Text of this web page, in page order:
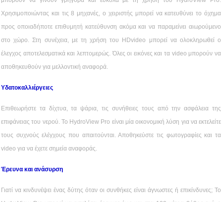
Χρησιμοποιώντας και τις 8 μηχανές, ο χειριστής μπορεί να κατευθύνει το όχημα
προς οποιαδήποτε επιθυμητή κατεύθυνση ακόμα και να παραμείνει αιωρούμενο
στο χώρο. Στη συνέχεια, με τη χρήση του HDvideo μπορεί να ολοκληρωθεί ο
έλεγχος αποτελεσματικά και λεπτομερώς. Όλες οι εικόνες και τα video μπορούν να
αποθηκευθούν για μελλοντική αναφορά.
Υδατοκαλλιέργειες
Επιθεωρήστε τα δίχτυα, τα ψάρια, τις συνήθειες τους από την ασφάλεια της
επιφάνειας του νερού. Το HydroView Pro είναι μία οικονομική λύση για να εκτελείτε
τους συχνούς ελέγχους που απαιτούνται. Αποθηκεύστε τις φωτογραφίες και τα
video για να έχετε σημεία αναφοράς.
Έρευνα και ανάσυρση
Γιατί να κινδυνέψει ένας δύτης όταν οι συνθήκες είναι άγνωστες ή επικίνδυνες; Το